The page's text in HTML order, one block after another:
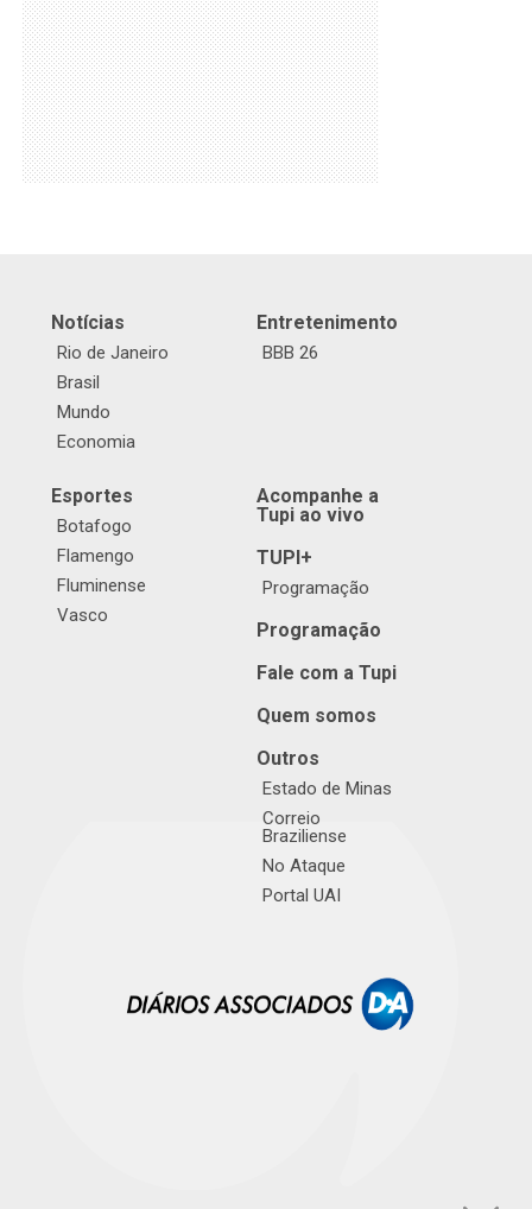
Notícias
Rio de Janeiro
Brasil
Mundo
Economia
Entretenimento
BBB 26
Esportes
Botafogo
Flamengo
Fluminense
Vasco
Acompanhe a
Tupi ao vivo
TUPI+
Programação
Programação
Fale com a Tupi
Quem somos
Outros
Estado de Minas
Correio
Braziliense
No Ataque
Portal UAI